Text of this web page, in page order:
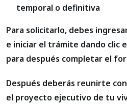
temporal o definitiva
Para solicitarlo, debes
e iniciar el trámite dando clic
para después completar el
Después deberás reunirte
el proyecto ejecutivo de tu